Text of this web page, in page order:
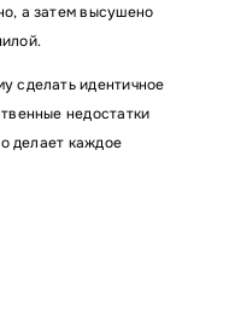
а затем высушено
сделать идентичное
недостатки
делает каждое